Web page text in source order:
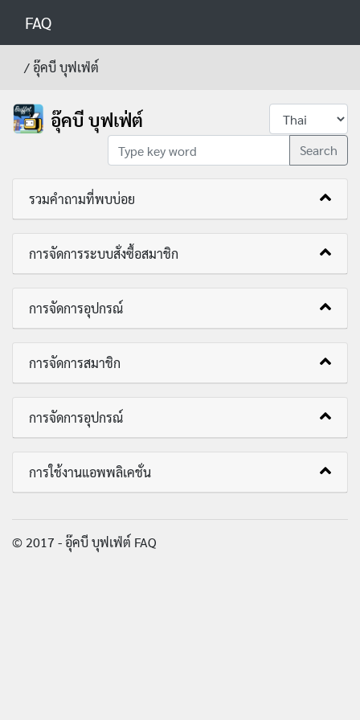
FAQ
/อุ๊คบี บุฟเฟ่ต์
อุ๊คบี บุฟเฟ่ต์
Search
รวมคำถามที่พบบ่อย
การจัดการระบบสั่งซื้อสมาชิก
การจัดการอุปกรณ์
การจัดการสมาชิก
การจัดการอุปกรณ์
การใช้งานแอพพลิเคชั่น
© 2017 - อุ๊คบี บุฟเฟ่ต์ FAQ